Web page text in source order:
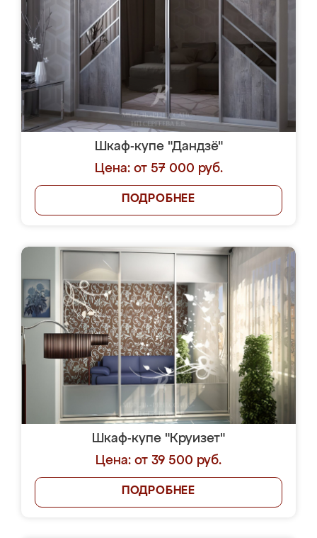
Шкаф-купе "Дандзё"
Цена: от 57 000 руб.
ПОДРОБНЕЕ
Шкаф-купе "Круизет"
Цена: от 39 500 руб.
ПОДРОБНЕЕ